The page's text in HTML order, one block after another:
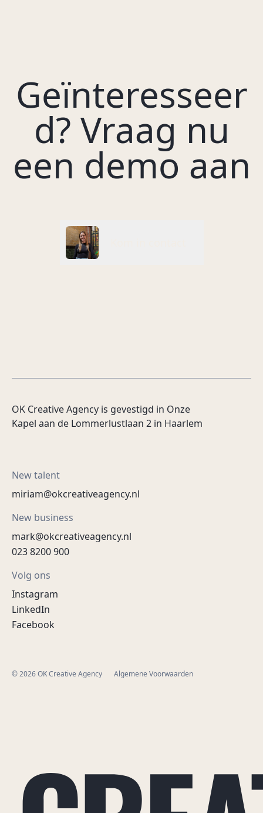
Geïnteresseer
d? Vraag nu
een demo aan
swaan@okcreativeagency.nl
OK Creative Agency is gevestigd in Onze
Kapel aan de Lommerlustlaan 2 in Haarlem
New talent
miriam@okcreativeagency.nl
New business
mark@okcreativeagency.nl
023 8200 900
Volg ons
Instagram
LinkedIn
Facebook
© 2026 OK Creative Agency Algemene Voorwaarden